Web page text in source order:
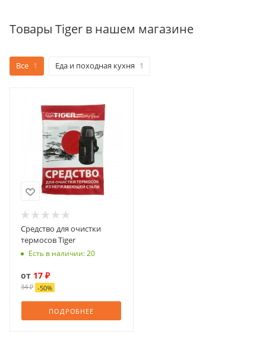
Товары Tiger в нашем магазине
Все 1 Еда и походная кухня 1
Средство для очистки
термосов Tiger
Есть в наличии: 20
от 17 ₽
34 ₽ -50%
ПОДРОБНЕЕ